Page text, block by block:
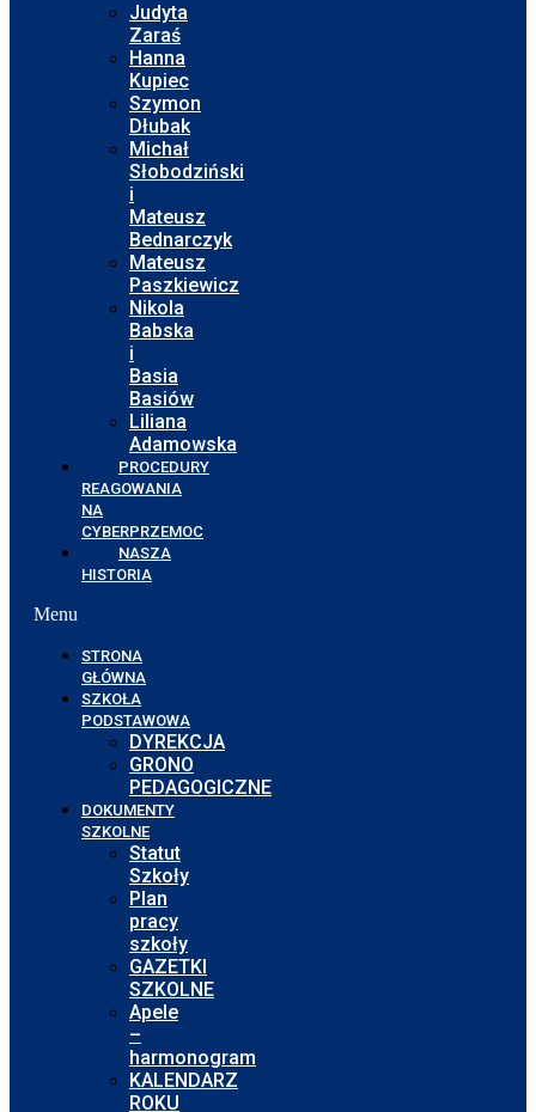
Judyta
Zaraś
Hanna
Kupiec
Szymon
Dłubak
Michał
Słobodziński
i
Mateusz
Bednarczyk
Mateusz
Paszkiewicz
Nikola
Babska
i
Basia
Basiów
Liliana
Adamowska
PROCEDURY
REAGOWANIA
NA
CYBERPRZEMOC
NASZA
HISTORIA
Menu
STRONA
GŁÓWNA
SZKOŁA
PODSTAWOWA
DYREKCJA
GRONO
PEDAGOGICZNE
DOKUMENTY
SZKOLNE
Statut
Szkoły
Plan
pracy
szkoły
GAZETKI
SZKOLNE
Apele
–
harmonogram
KALENDARZ
ROKU